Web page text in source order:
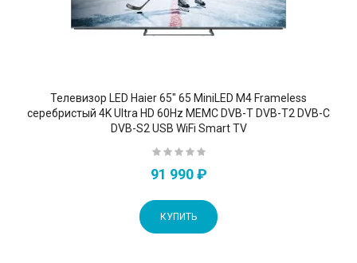
Телевизор LED Haier 65" 65 MiniLED M4 Frameless
серебристый 4K Ultra HD 60Hz MEMC DVB-T DVB-T2 DVB-C
DVB-S2 USB WiFi Smart TV
91 990 ₽
КУПИТЬ